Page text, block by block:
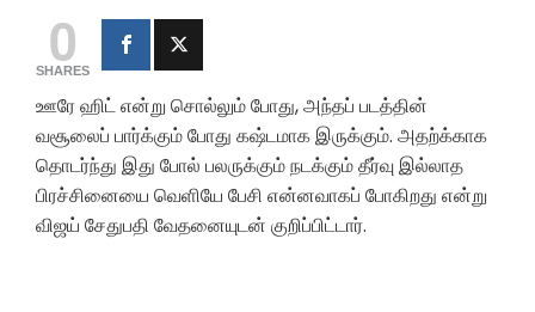
0
SHARES
ஊரே ஹிட் என்று சொல்லும் போது, அந்தப் படத்தின்
வசூலைப் பார்க்கும் போது கஷ்டமாக இருக்கும். அதற்க்காக
தொடர்ந்து இது போல் பலருக்கும் நடக்கும் தீர்வு இல்லாத
பிரச்சினையை வெளியே பேசி என்னவாகப் போகிறது என்று
விஜய் சேதுபதி வேதனையுடன் குறிப்பிட்டார்.